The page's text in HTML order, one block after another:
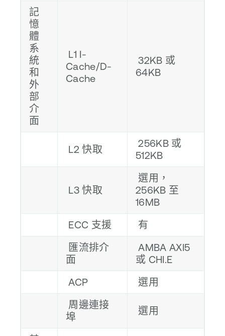
記
憶
體
系
統
和
外
部
介
面
L1 I-
Cache/D-
Cache
32KB 或
64KB
L2 快取
256KB 或
512KB
L3 快取
選用，
256KB 至
16MB
ECC 支援
有
匯流排介
面
AMBA AXI5
或 CHI.E
ACP
選用
周邊連接
埠
選用